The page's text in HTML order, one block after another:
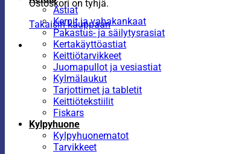
Ostoskori on tyhjä.
Takaisin kauppaan
Astiat
Kernit ja vahakankaat
Pakastus- ja säilytysrasiat
Kertakäyttöastiat
Keittiötarvikkeet
Juomapullot ja vesiastiat
Kylmälaukut
Tarjottimet ja tabletit
Keittiötekstiilit
Fiskars
Kylpyhuone
Kylpyhuonematot
Tarvikkeet